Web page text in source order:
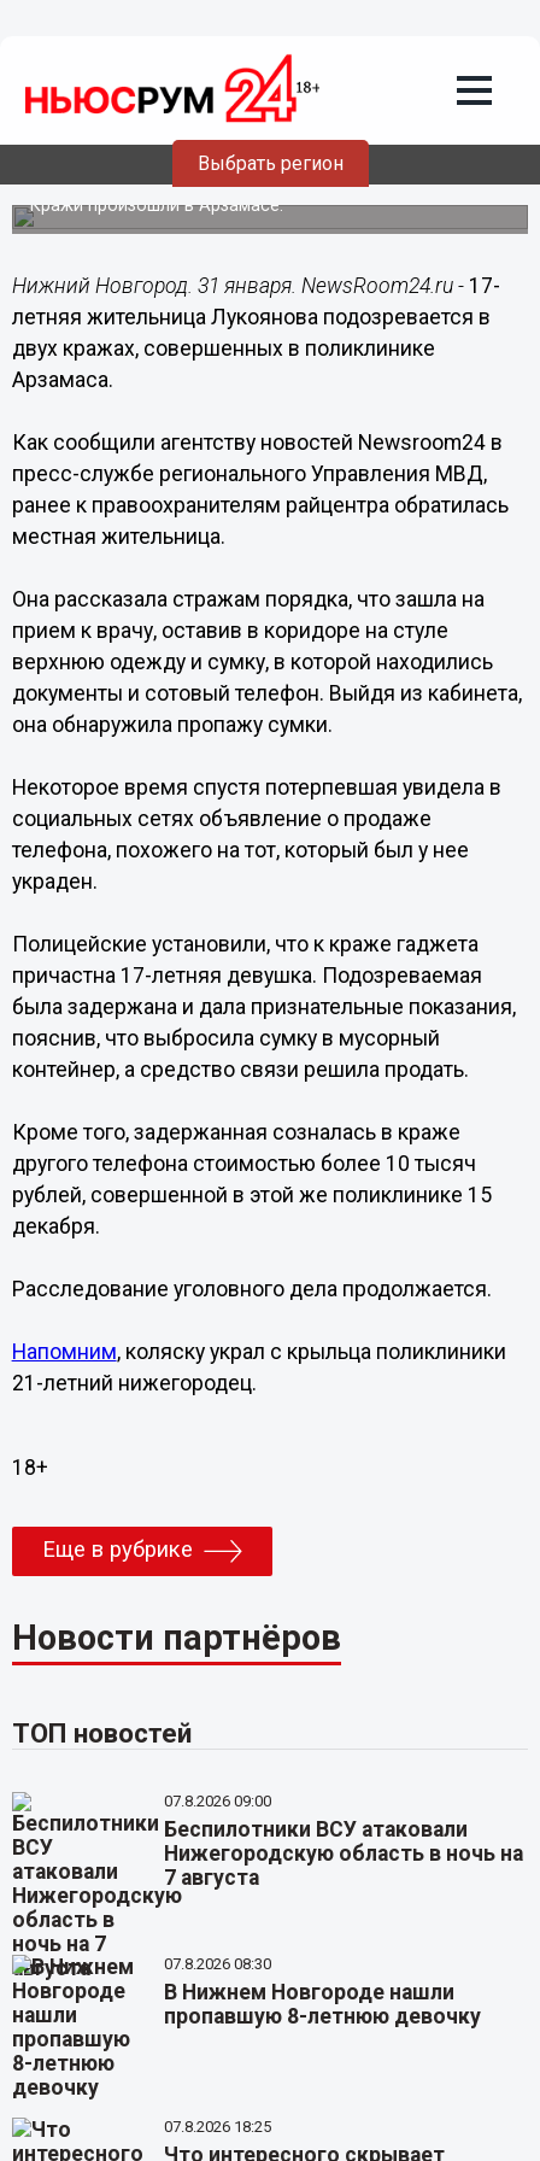
Выбрать регион
31.01.201809:41
17-летняя нижегородка украла два
мобильника в поликлинике
Кражи произошли в Арзамасе.
Нижний Новгород. 31 января. NewsRoom24.ru - 17-
летняя жительница Лукоянова подозревается в
двух кражах, совершенных в поликлинике
Арзамаса.
Как сообщили агентству новостей Newsroom24 в
пресс-службе регионального Управления МВД,
ранее к правоохранителям райцентра обратилась
местная жительница.
Она рассказала стражам порядка, что зашла на
прием к врачу, оставив в коридоре на стуле
верхнюю одежду и сумку, в которой находились
документы и сотовый телефон. Выйдя из кабинета,
она обнаружила пропажу сумки.
Некоторое время спустя потерпевшая увидела в
социальных сетях объявление о продаже
телефона, похожего на тот, который был у нее
украден.
Полицейские установили, что к краже гаджета
причастна 17-летняя девушка. Подозреваемая
была задержана и дала признательные показания,
пояснив, что выбросила сумку в мусорный
контейнер, а средство связи решила продать.
Кроме того, задержанная созналась в краже
другого телефона стоимостью более 10 тысяч
рублей, совершенной в этой же поликлинике 15
декабря.
Расследование уголовного дела продолжается.
Напомним, коляску украл с крыльца поликлиники
21-летний нижегородец.
18+
Еще в рубрике
Новости партнёров
ТОП новостей
07.8.2026 09:00
Беспилотники ВСУ атаковали
Нижегородскую область в ночь на
7 августа
07.8.2026 08:30
В Нижнем Новгороде нашли
пропавшую 8-летнюю девочку
07.8.2026 18:25
Что интересного скрывает